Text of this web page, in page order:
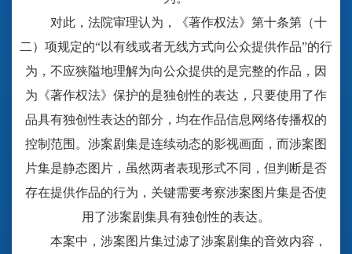
对此，法院审理认为，《著作权法》第十条第（十
二）项规定的“以有线或者无线方式向公众提供作品”的行
为，不应狭隘地理解为向公众提供的是完整的作品，因
为《著作权法》保护的是独创性的表达，只要使用了作
品具有独创性表达的部分，均在作品信息网络传播权的
控制范围。涉案剧集是连续动态的影视画面，而涉案图
片集是静态图片，虽然两者表现形式不同，但判断是否
存在提供作品的行为，关键需要考察涉案图片集是否使
用了涉案剧集具有独创性的表达。
本案中，涉案图片集过滤了涉案剧集的音效内容，